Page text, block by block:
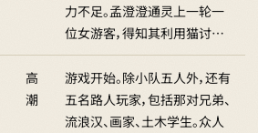
力不足。孟澄澄通灵上一轮一
位女游客，得知其利用猫讨…
高
潮
游戏开始。除小队五人外，还有
五名路人玩家，包括那对兄弟、
流浪汉、画家、土木学生。众人